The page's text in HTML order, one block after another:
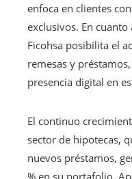
enfoca en clientes
exclusivos. En
Ficohsa posibilita el
remesas y
presencia digital en
El continuo
sector de hipotecas,
nuevos préstamos,
% en su portafolio.